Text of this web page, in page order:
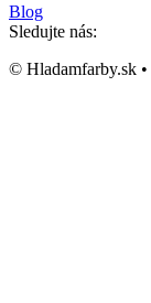
Blog
Sledujte nás:
© Hladamfarby.sk •